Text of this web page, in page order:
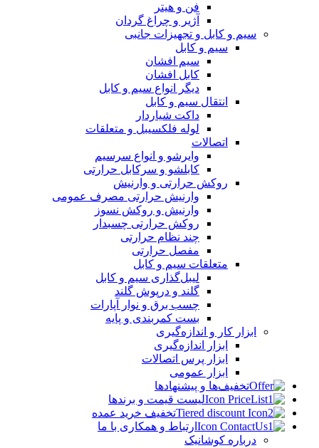
فن و هیتر
آژیر و چراغ گردان
سیم و کابل و تجهیزات جانبی
سیم و کابل
سیم افشان
کابل افشان
دیگر انواع سیم و کابل
انتقال سیم و کابل
داکت شیاردار
لوله فلکسیبل و متعلقات
اتصالات
وایرشو و انواع سرسیم
کابلشو و سرکابل حرارتی
روکش حرارتی و وارنیش
وارنیش حرارتی مصرف عمومی
وارنیش و روکش نسوز
روکش حرارتی چسبدار
چند نظام حرارتی
مفصل حرارتی
متعلقات سیم و کابل
لیبل‌گذاری سیم و کابل
گلند و درپوش گلند
چسب برق و نوار آپارات
بست کمربندی و پایه
ابزار کار و اندازه‌گیری
ابزار اندازه‌گیری
ابزار پرس اتصالات
ابزار عمومی
تخفیف‌ها و پیشنهادها
لیست قیمت و برندها
تخفیف خرید عمده
ارتباط و همکاری با ما
درباره کوشانیک